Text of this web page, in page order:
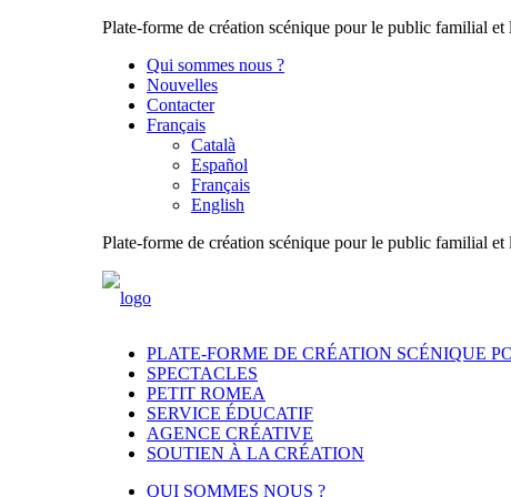
Plate-forme de création scénique pour le public familial et
Qui sommes nous ?
Nouvelles
Contacter
Français
Català
Español
Français
English
Plate-forme de création scénique pour le public familial et
PLATE-FORME DE CRÉATION SCÉNIQUE
SPECTACLES
PETIT ROMEA
SERVICE ÉDUCATIF
AGENCE CRÉATIVE
SOUTIEN À LA CRÉATION
QUI SOMMES NOUS ?